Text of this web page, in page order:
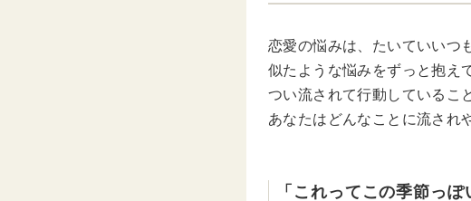
恋愛の悩みは、たいていいつ
似たような悩みをずっと抱え
つい流されて行動しているこ
あなたはどんなことに流され
「これってこの季節っ